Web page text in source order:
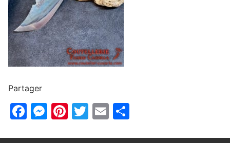
Partager
Facebook
Messenger
Pinterest
Twitter
Email